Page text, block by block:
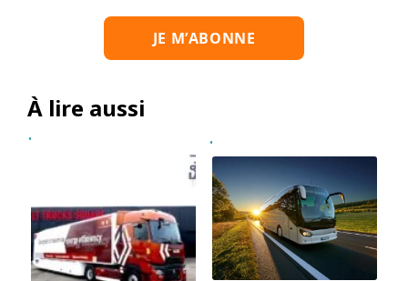
À lire aussi